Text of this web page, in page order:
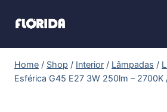
Home / Shop / Interior / Lâmpadas /
Esférica G45 E27 3W 250lm – 2700K